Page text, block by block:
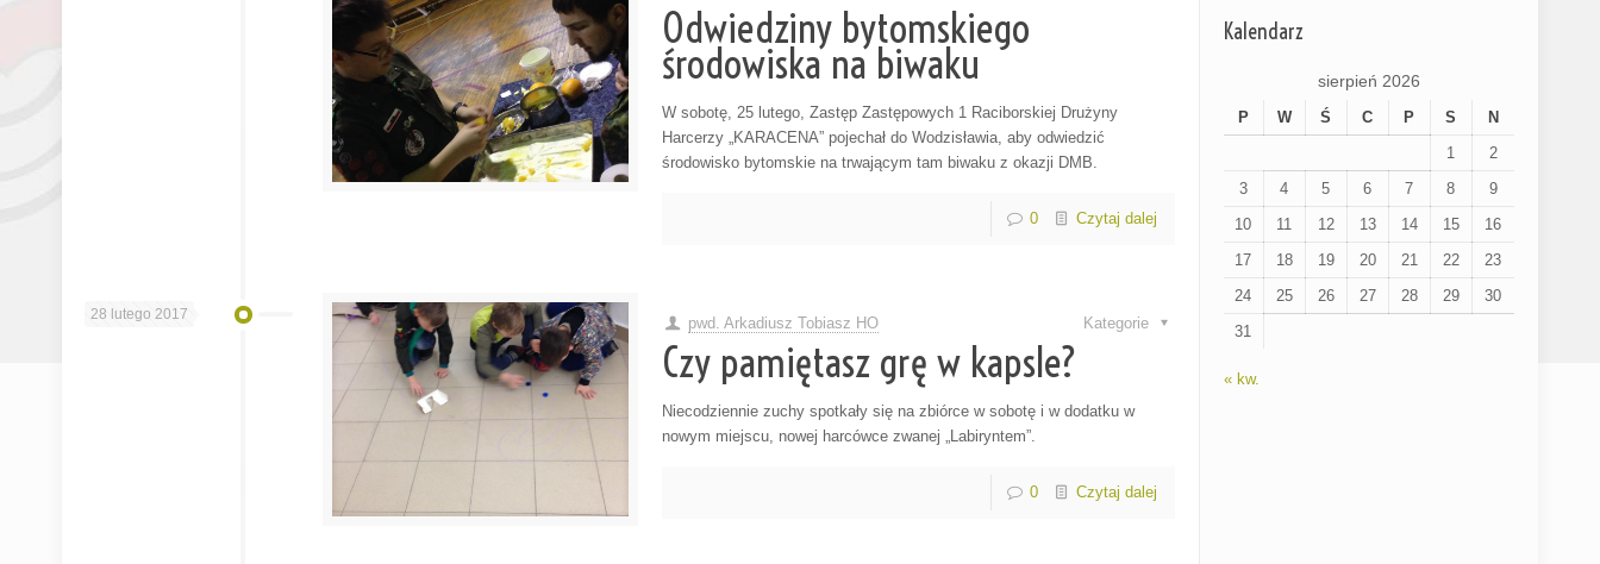
Odwiedziny bytomskiego
środowiska na biwaku
W sobotę, 25 lutego, Zastęp Zastępowych 1 Raciborskiej Drużyny
Harcerzy „KARACENA” pojechał do Wodzisławia, aby odwiedzić
środowisko bytomskie na trwającym tam biwaku z okazji DMB.
0 Czytaj dalej
28 lutego 2017 pwd. Arkadiusz Tobiasz HO Kategorie
Czy pamiętasz grę w kapsle?
Niecodziennie zuchy spotkały się na zbiórce w sobotę i w dodatku w
nowym miejscu, nowej harcówce zwanej „Labiryntem”.
0 Czytaj dalej
Kalendarz
sierpień 2026
P W Ś C P S
N
1
2
3
4 5 6 7 8
9
10
11 12 13 14 15
16
17
18 19 20 21 22
23
24
25 26 27 28 29
30
31
« kw.